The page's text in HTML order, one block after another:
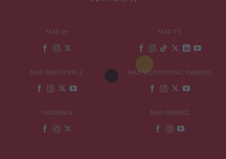
MAD.gr MAD TV
MAD RADIO 106,2 MAD VIDEO MUSIC AWARDS
MADWALK MAD GREEKZ